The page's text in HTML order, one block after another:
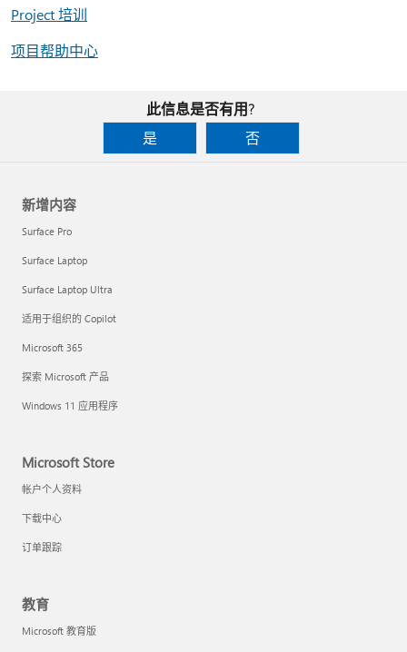
Project 培训
项目帮助中心
此信息是否有用?
是
否
新增内容
Surface Pro
Surface Laptop
Surface Laptop Ultra
适用于组织的 Copilot
Microsoft 365
探索 Microsoft 产品
Windows 11 应用程序
Microsoft Store
帐户个人资料
下载中心
订单跟踪
教育
Microsoft 教育版